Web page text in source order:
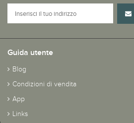
Guida utente
Blog
Condizioni di vendita
App
Links